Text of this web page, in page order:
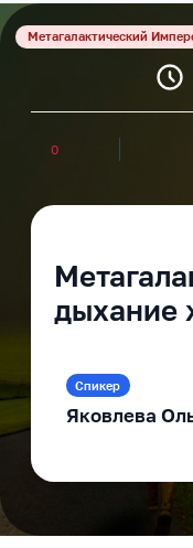
Метагалактический
0
дыхание
Спикер
Яковлева